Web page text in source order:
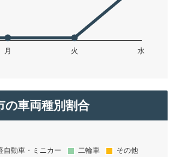
の車両種別割合